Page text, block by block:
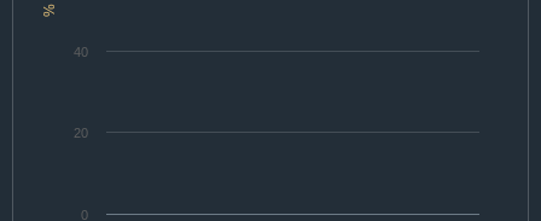
%
0
20
40